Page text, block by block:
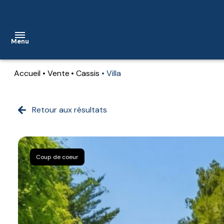
Menu
nos
biens
nos
biens
vendus
contact
notre
Accueil Vente Cassis Villa
Retour aux résultats
Coup de coeur